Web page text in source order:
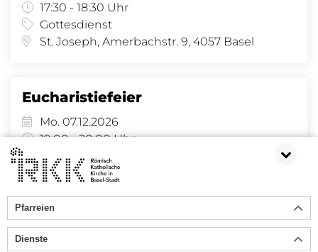
17:30 - 18:30 Uhr
Gottesdienst
St. Joseph, Amerbachstr. 9, 4057 Basel
Eucharistiefeier
Mo. 07.12.2026
19:00 - 20:00 Uhr
Gottesdienst
St. Joseph, Amerbachstr. 9, 4057 Basel
22 23 24 25 26 27 28 29 30 31
Pfarreien
Dienste